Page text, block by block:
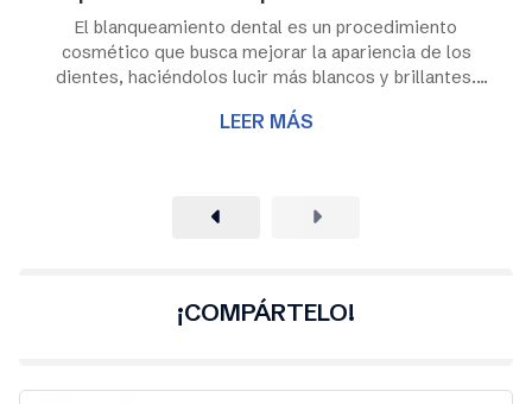
El blanqueamiento dental es un procedimiento
cosmético que busca mejorar la apariencia de los
dientes, haciéndolos lucir más blancos y brillantes.
cada vez más popular, ya que una sonrisa atractiva es
los beneficios de este procedimiento y el proceso que
LEER MÁS
¡COMPÁRTELO!